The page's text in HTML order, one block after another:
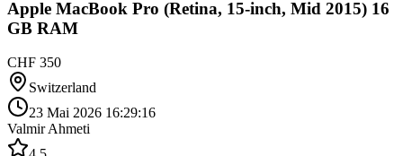
Apple MacBook Pro (Retina, 15-inch, Mid 2015) 16
GB RAM
CHF 350
Switzerland
23 Mai 2026 16:29:16
Valmir Ahmeti